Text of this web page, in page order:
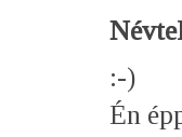
:-)
Én